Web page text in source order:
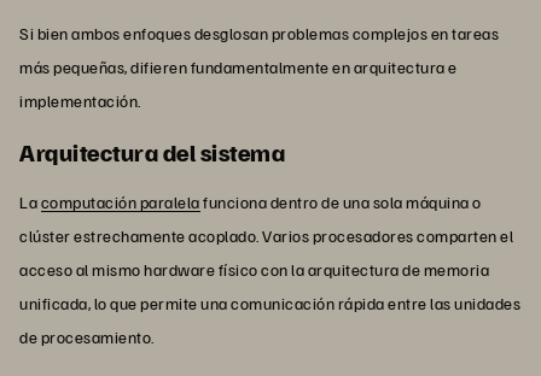
Si bien ambos enfoques desglosan problemas complejos en tareas
más pequeñas, difieren fundamentalmente en arquitectura e
implementación.
Arquitectura del sistema
Lacomputación paralelafunciona dentro de una sola máquina o
clúster estrechamente acoplado. Varios procesadores comparten el
acceso al mismo hardware físico con la arquitectura de memoria
unificada, lo que permite una comunicación rápida entre las unidades
de procesamiento.